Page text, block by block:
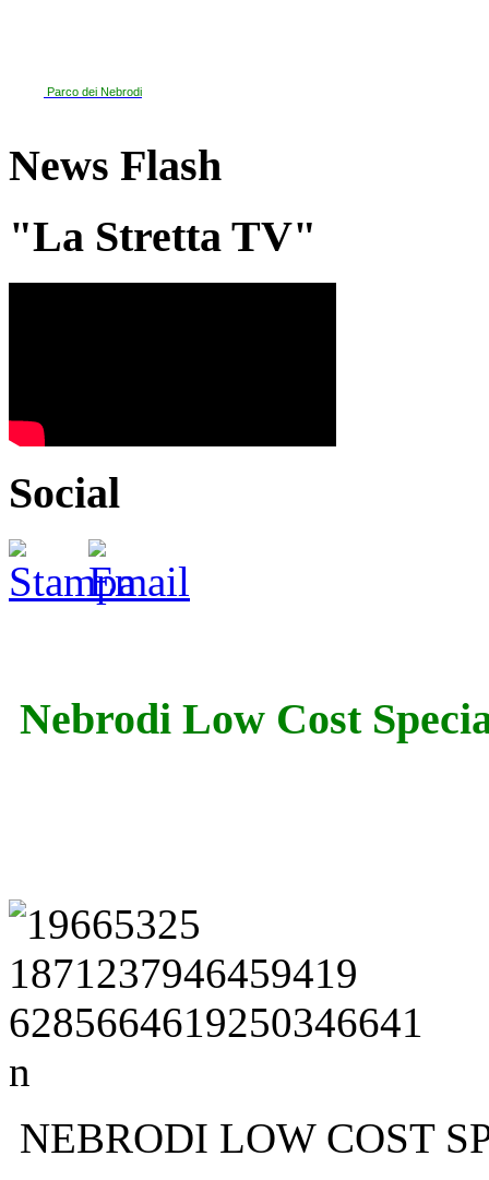
Parco dei Nebrodi
News Flash
"La Stretta TV"
Social
Nebrodi Low Cost
NEBRODI LOW COST